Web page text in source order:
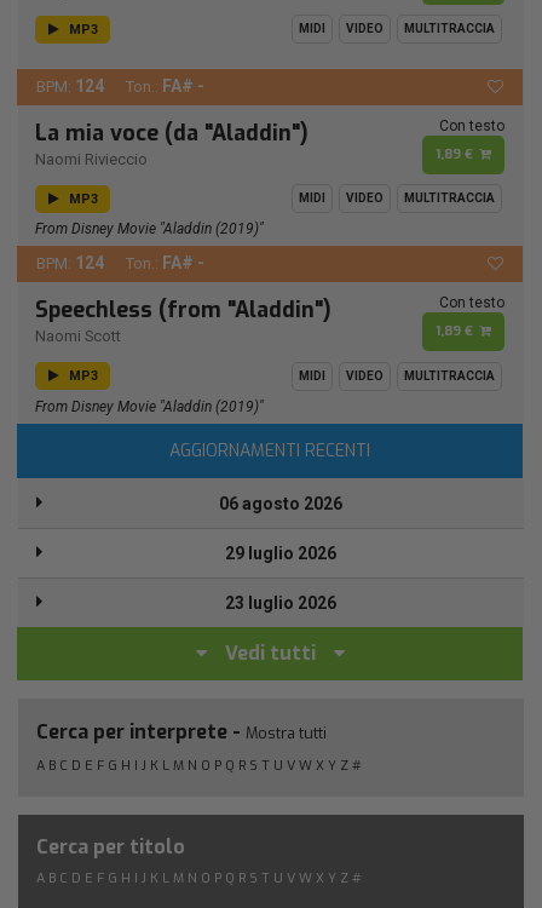
MP3 MIDI VIDEO MULTITRACCIA
BPM: 124 Ton.: FA# -
La mia voce (da "Aladdin")
Naomi Rivieccio
Con testo
1,89 €
MP3 MIDI VIDEO MULTITRACCIA
From Disney Movie "Aladdin (2019)"
BPM: 124 Ton.: FA# -
Speechless (from "Aladdin")
Naomi Scott
Con testo
1,89 €
MP3 MIDI VIDEO MULTITRACCIA
From Disney Movie "Aladdin (2019)"
AGGIORNAMENTI RECENTI
06 agosto 2026
29 luglio 2026
23 luglio 2026
Vedi tutti
Cerca per interprete - Mostra tutti
A B C D E F G H I J K L M N O P Q R S T U V W X Y Z #
Cerca per titolo
A B C D E F G H I J K L M N O P Q R S T U V W X Y Z #